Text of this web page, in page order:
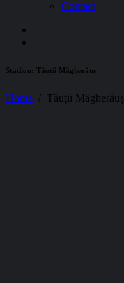
Contact
Stadion: Tăuții Măgherăuș
Home Tăuții Măgherăuș